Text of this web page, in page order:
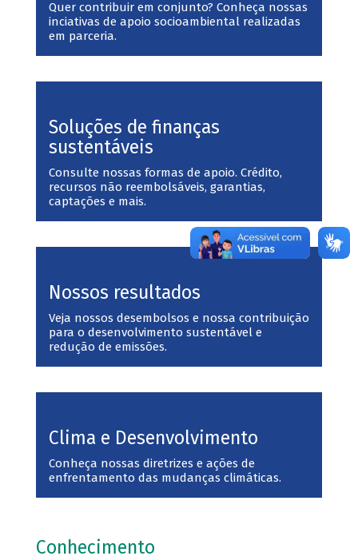
Quer contribuir em conjunto? Conheça nossas
inciativas de apoio socioambiental realizadas
em parceria.
Soluções de finanças
sustentáveis
Consulte nossas formas de apoio. Crédito,
recursos não reembolsáveis, garantias,
captações e mais.
Nossos resultados
Veja nossos desembolsos e nossa contribuição
para o desenvolvimento sustentável e
redução de emissões.
Clima e Desenvolvimento
Conheça nossas diretrizes e ações de
enfrentamento das mudanças climáticas.
Conhecimento